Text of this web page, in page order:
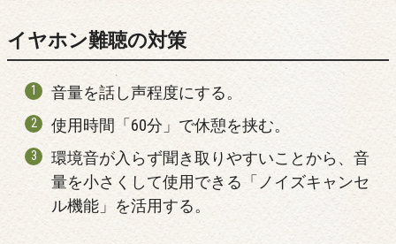
イヤホン難聴の対策
音量を話し声程度にする。
使用時間「60分」で休憩を挟む。
環境音が入らず聞き取りやすいことから、音
量を小さくして使用できる「ノイズキャンセ
ル機能」を活用する。